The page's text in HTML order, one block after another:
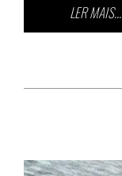
LER MAIS...